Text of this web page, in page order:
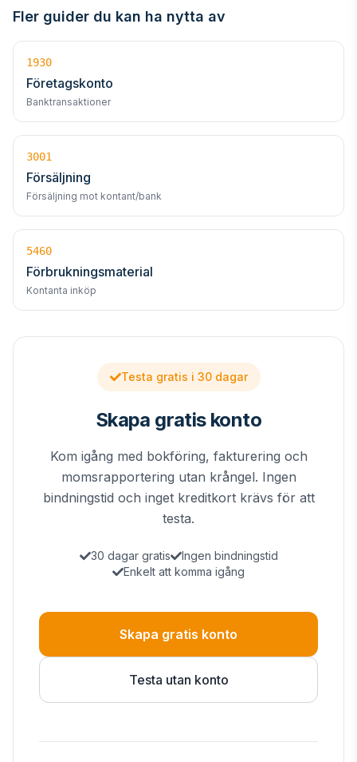
Fler guider du kan ha nytta av
1930
Företagskonto
Banktransaktioner
3001
Försäljning
Försäljning mot kontant/bank
5460
Förbrukningsmaterial
Kontanta inköp
Testa gratis i 30 dagar
Skapa gratis konto
Kom igång med bokföring, fakturering och
momsrapportering utan krångel. Ingen
bindningstid och inget kreditkort krävs för att
testa.
30 dagar gratis
Ingen bindningstid
Enkelt att komma igång
Skapa gratis konto
Testa utan konto